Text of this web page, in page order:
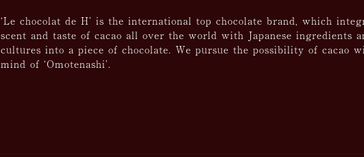
‘Le chocolat de H’ is the international top chocolate brand, which
scent and taste of cacao all over the world with Japanese ingredients
cultures into a piece of chocolate. We pursue the possibility of cacao
mind of ‘Omotenashi’.